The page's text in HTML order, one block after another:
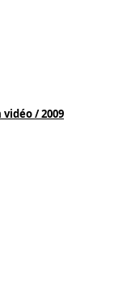
/ 2009